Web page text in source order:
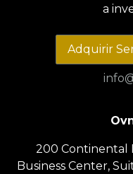
a
Adquirir
200 Continental
Business Center,